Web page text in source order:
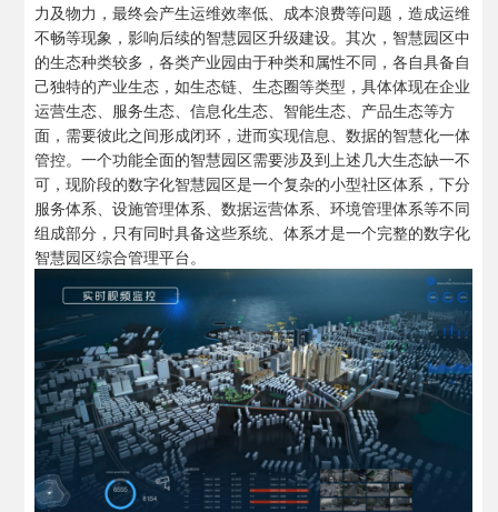
力及物力，最终会产生运维效率低、成本浪费等问题，造成运维
不畅等现象，影响后续的智慧园区升级建设。其次，智慧园区中
的生态种类较多，各类产业园由于种类和属性不同，各自具备自
己独特的产业生态，如生态链、生态圈等类型，具体体现在企业
运营生态、服务生态、信息化生态、智能生态、产品生态等方
面，需要彼此之间形成闭环，进而实现信息、数据的智慧化一体
管控。一个功能全面的智慧园区需要涉及到上述几大生态缺一不
可，现阶段的数字化智慧园区是一个复杂的小型社区体系，下分
服务体系、设施管理体系、数据运营体系、环境管理体系等不同
组成部分，只有同时具备这些系统、体系才是一个完整的数字化
智慧园区综合管理平台。